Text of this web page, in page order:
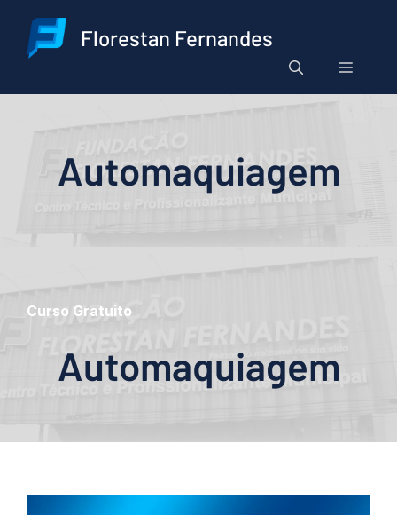
para
Florestan Fernandes
Menu
Automaquiagem
Curso Gratuito
Automaquiagem